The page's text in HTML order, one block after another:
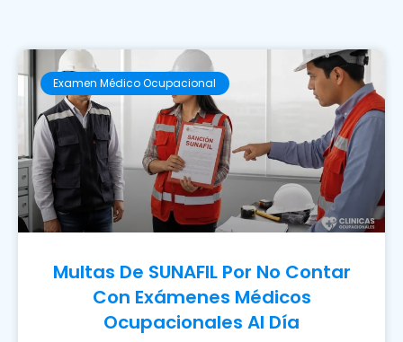
Examen Médico Ocupacional
Multas De SUNAFIL Por No Contar
Con Exámenes Médicos
Ocupacionales Al Día